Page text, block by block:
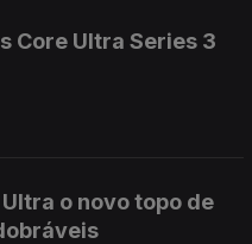
Core Ultra Series 3
o novo topo de